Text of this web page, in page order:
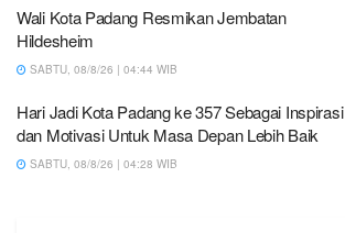
Wali Kota Padang Resmikan Jembatan
Hildesheim
SABTU, 08/8/26 | 04:44 WIB
Hari Jadi Kota Padang ke 357 Sebagai Inspirasi
dan Motivasi Untuk Masa Depan Lebih Baik
SABTU, 08/8/26 | 04:28 WIB